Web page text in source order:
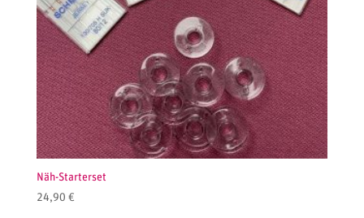
Näh-Starterset
24,90 €